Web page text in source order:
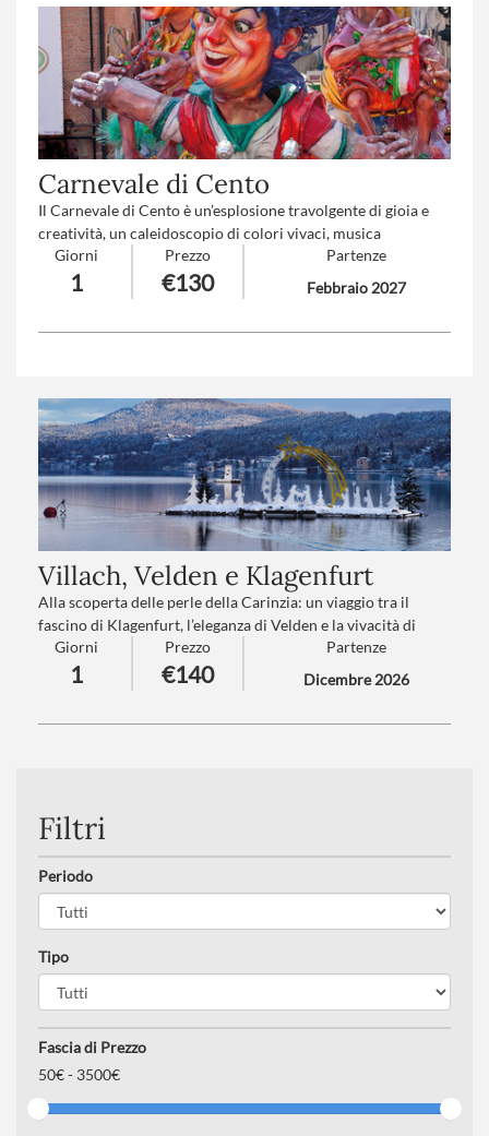
Carnevale di Cento
Il Carnevale di Cento è un’esplosione travolgente di gioia e
creatività, un caleidoscopio di colori vivaci, musica
coinvolgente e sorrisi contagiosi. Qui la tradizione prende
vita in forme sorprendenti, tra carri maestosi e travestimenti
fantasiosi, trasformando ogni cuore in un bambino che si
Trattamento*: Pranzo in ristorante
Giorni
1
Prezzo
€130
Partenze
Febbraio 2027
Villach, Velden e Klagenfurt
Alla scoperta delle perle della Carinzia: un viaggio tra il
fascino di Klagenfurt, l’eleganza di Velden e la vivacità di
Villach!
Numero partecipanti: minimo 20 - massimo 40
Giorni
1
Prezzo
€140
Partenze
Dicembre 2026
Filtri
Periodo
Tipo
Fascia di Prezzo
50€ - 3500€